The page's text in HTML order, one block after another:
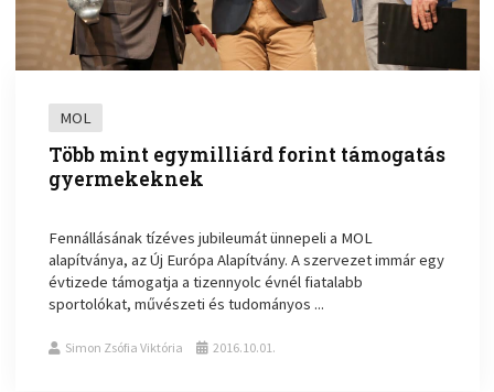
MOL
Több mint egymilliárd forint támogatás
gyermekeknek
Fennállásának tízéves jubileumát ünnepeli a MOL
alapítványa, az Új Európa Alapítvány. A szervezet immár egy
évtizede támogatja a tizennyolc évnél fiatalabb
sportolókat, művészeti és tudományos ...
Simon Zsófia Viktória 2016.10.01.